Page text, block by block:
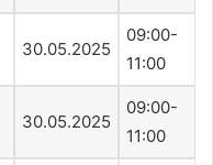
30.05.2025
09:00-
11:00
30.05.2025
09:00-
11:00